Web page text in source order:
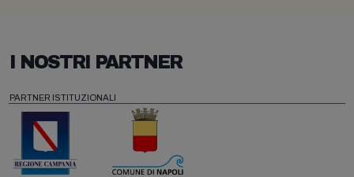
I NOSTRI PARTNER
PARTNER ISTITUZIONALI